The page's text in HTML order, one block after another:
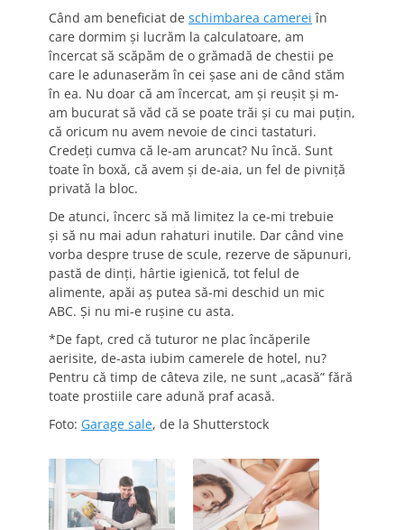
Când am beneficiat de schimbarea camerei în
care dormim și lucrăm la calculatoare, am
încercat să scăpăm de o grămadă de chestii pe
care le adunaserăm în cei șase ani de când stăm
în ea. Nu doar că am încercat, am și reușit și m-
am bucurat să văd că se poate trăi și cu mai puțin,
că oricum nu avem nevoie de cinci tastaturi.
Credeți cumva că le-am aruncat? Nu încă. Sunt
toate în boxă, că avem și de-aia, un fel de pivniță
privată la bloc.
De atunci, încerc să mă limitez la ce-mi trebuie
și să nu mai adun rahaturi inutile. Dar când vine
vorba despre truse de scule, rezerve de săpunuri,
pastă de dinți, hârtie igienică, tot felul de
alimente, apăi aș putea să-mi deschid un mic
ABC. Și nu mi-e rușine cu asta.
*De fapt, cred că tuturor ne plac încăperile
aerisite, de-asta iubim camerele de hotel, nu?
Pentru că timp de câteva zile, ne sunt „acasă” fără
toate prostiile care adună praf acasă.
Foto: Garage sale, de la Shutterstock